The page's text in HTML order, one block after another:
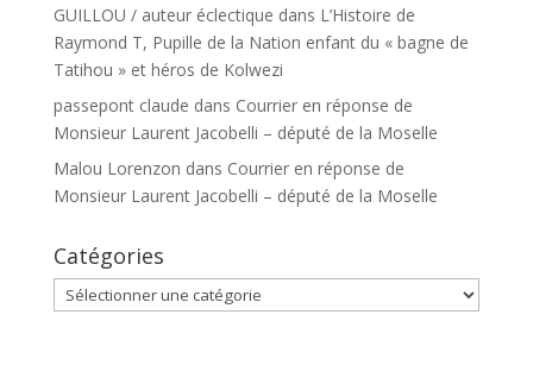
GUILLOU / auteur éclectique dans L’Histoire de
Raymond T, Pupille de la Nation enfant du « bagne de
Tatihou » et héros de Kolwezi
passepont claude dans Courrier en réponse de
Monsieur Laurent Jacobelli – député de la Moselle
Malou Lorenzon dans Courrier en réponse de
Monsieur Laurent Jacobelli – député de la Moselle
Catégories
Catégories